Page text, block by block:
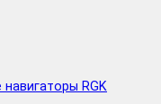
навигаторы RGK